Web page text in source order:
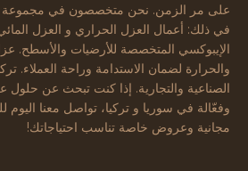
على مر الزمن. نحن متخصصون في مجموعة
في ذلك: أعمال العزل الحراري و العزل
الإيبوكسي المتخصصة للأرضيات والأسطح.
والحرارة لضمان الاستدامة وراحة العملاء.
الصناعية والتجارية. إذا كنت تبحث عن
وفعّالة في سوريا و تركيا، تواصل معنا
مجانية وعروض خاصة تناسب احتياجاتك!